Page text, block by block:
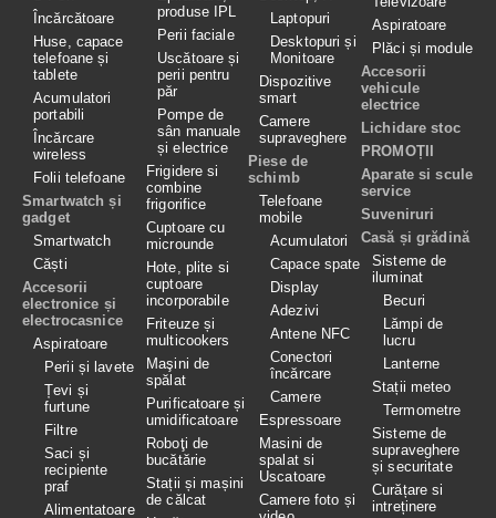
Încărcătoare
Huse, capace
telefoane și
tablete
Acumulatori
portabili
Încărcare
wireless
Folii telefoane
Smartwatch și
gadget
Smartwatch
Căști
Accesorii
electronice și
electrocasnice
Aspiratoare
Perii și lavete
Țevi și
furtune
Filtre
Saci și
recipiente
praf
Alimentatoare
produse IPL
Perii faciale
Uscătoare și
perii pentru
păr
Pompe de
sân manuale
și electrice
Frigidere si
combine
frigorifice
Cuptoare cu
microunde
Hote, plite si
cuptoare
incorporabile
Friteuze și
multicookers
Maşini de
spălat
Purificatoare și
umidificatoare
Roboţi de
bucătărie
Stații și mașini
de călcat
Laptopuri
Desktopuri și
Monitoare
Dispozitive
smart
Camere
supraveghere
Piese de
schimb
Telefoane
mobile
Acumulatori
Capace spate
Display
Adezivi
Antene NFC
Conectori
încărcare
Camere
Espressoare
Masini de
spalat si
Uscatoare
Camere foto și
Aspiratoare
Plăci și module
Accesorii
vehicule
electrice
Lichidare stoc
PROMOȚII
Aparate si scule
service
Suveniruri
Casă și grădină
Sisteme de
iluminat
Becuri
Lămpi de
lucru
Lanterne
Stații meteo
Termometre
Sisteme de
supraveghere
și securitate
Curățare si
intreținere